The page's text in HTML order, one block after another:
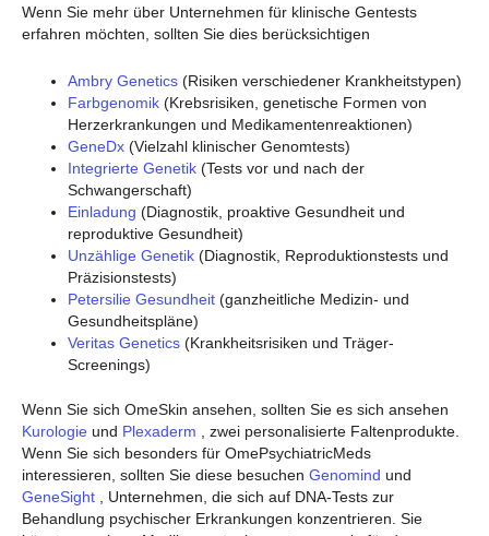
Wenn Sie mehr über Unternehmen für klinische Gentests
erfahren möchten, sollten Sie dies berücksichtigen
Ambry Genetics (Risiken verschiedener Krankheitstypen)
Farbgenomik (Krebsrisiken, genetische Formen von
Herzerkrankungen und Medikamentenreaktionen)
GeneDx (Vielzahl klinischer Genomtests)
Integrierte Genetik (Tests vor und nach der
Schwangerschaft)
Einladung (Diagnostik, proaktive Gesundheit und
reproduktive Gesundheit)
Unzählige Genetik (Diagnostik, Reproduktionstests und
Präzisionstests)
Petersilie Gesundheit (ganzheitliche Medizin- und
Gesundheitspläne)
Veritas Genetics (Krankheitsrisiken und Träger-
Screenings)
Wenn Sie sich OmeSkin ansehen, sollten Sie es sich ansehen
Kurologie und Plexaderm , zwei personalisierte Faltenprodukte.
Wenn Sie sich besonders für OmePsychiatricMeds
interessieren, sollten Sie diese besuchen Genomind und
GeneSight , Unternehmen, die sich auf DNA-Tests zur
Behandlung psychischer Erkrankungen konzentrieren. Sie